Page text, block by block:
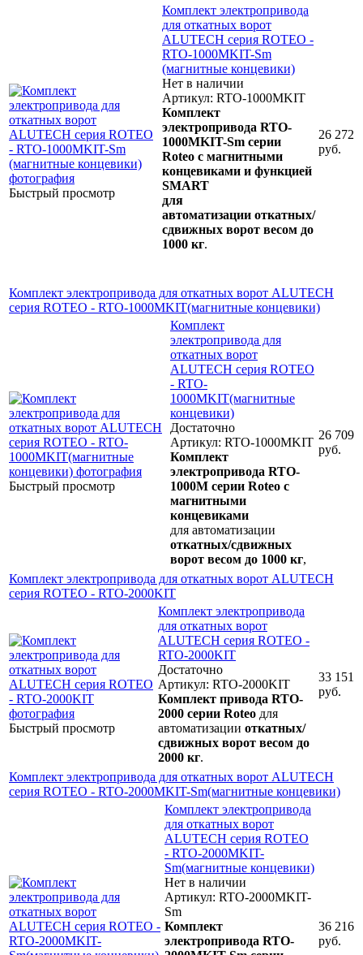
Быстрый просмотр
Комплект электропривода
для откатных ворот
ALUTECH серия ROTEO -
RTO-1000MKIT-Sm
(магнитные концевики)
Нет в наличии
Артикул: RTO-1000MKIT
Комплект
электропривода RTO-
1000MKIT-Sm серии
Roteo с магнитными
концевиками и функцией
SMART
для
автоматизации откатных/
сдвижных ворот весом до
1000 кг.
26 272
руб.
Комплект электропривода для откатных ворот ALUTECH
серия ROTEO - RTO-1000MKIT(магнитные концевики)
Быстрый просмотр
Комплект
электропривода для
откатных ворот
ALUTECH серия ROTEO
- RTO-
1000MKIT(магнитные
концевики)
Достаточно
Артикул: RTO-1000MKIT
Комплект
электропривода RTO-
1000M серии Roteo с
магнитными
концевиками
для автоматизации
откатных/сдвижных
ворот весом до 1000 кг,
26 709
руб.
Комплект электропривода для откатных ворот ALUTECH
серия ROTEO - RTO-2000KIT
Быстрый просмотр
Комплект электропривода
для откатных ворот
ALUTECH серия ROTEO -
RTO-2000KIT
Достаточно
Артикул: RTO-2000KIT
Комплект привода RTO-
2000 серии Roteo для
автоматизации откатных/
сдвижных ворот весом до
2000 кг.
33 151
руб.
Комплект электропривода для откатных ворот ALUTECH
серия ROTEO - RTO-2000MKIT-Sm(магнитные концевики)
Комплект электропривода
для откатных ворот
ALUTECH серия ROTEO
- RTO-2000MKIT-
Sm(магнитные концевики)
Нет в наличии
Артикул: RTO-2000MKIT-
Sm
Комплект
электропривода RTO-
36 216
руб.